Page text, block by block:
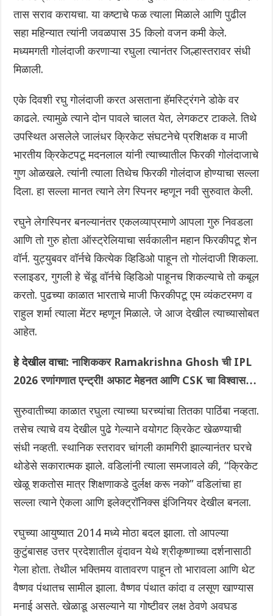
तास सराव करायचा. या कष्टाचे फळ त्याला मिळाले आणि पुढील
सहा महिन्यात त्यांनी जवळपास 35 किलो वजन कमी केले.
मध्यमगती गोलंदाजी करणाऱ्या रघुला त्यानंतर जिल्हास्तरावर संधी
मिळाली.
एके दिवशी रघु गोलंदाजी करत असताना हॅमस्ट्रिंगने डोके वर
काढले. त्यामुळे त्याने दोन पावले चालत येत, लेगकटर टाकले. तिथे
उपस्थित असलेले जालंधर क्रिकेट संघटनेचे प्रशिक्षक व माजी
भारतीय क्रिकेटपटू मदनलाल यांनी त्याच्यातील फिरकी गोलंदाजाचे
गुण ओळखले. त्यांनी त्याला तिथेच फिरकी गोलंदाज होण्याचा सल्ला
दिला. हा सल्ला मानत त्याने लेग स्पिनर म्हणून नवी सुरुवात केली.
रघुने लेगस्पिनर बनल्यानंतर एकलव्याप्रमाणे आपला गुरु निवडला
आणि तो गुरु होता ऑस्ट्रेलियाचा सर्वकालीन महान फिरकीपटू शेन
वॉर्न. युट्युबवर वॉर्नचे कित्येक व्हिडिओ पाहून तो गोलंदाजी शिकला.
स्लाइडर, गुगली हे चेंडू वॉर्नचे व्हिडिओ पाहूनच शिकल्याचे तो कबूल
करतो. पुढच्या काळात भारताचे माजी फिरकीपटू एम व्यंकटरमण व
राहुल शर्मा त्याला मेंटर म्हणून मिळाले. जे आज देखील त्याच्यासोबत
आहेत.
हे देखील वाचा:नाशिककर Ramakrishna Ghosh ची IPL
2026 रणांगणात एन्ट्री! अफाट मेहनत आणि CSK चा विश्वास…
सुरुवातीच्या काळात रघुला त्याच्या घरच्यांचा तितका पाठिंबा नव्हता.
तसेच त्याचे वय देखील पुढे गेल्याने वयोगट क्रिकेट खेळण्याची
संधी नव्हती. स्थानिक स्तरावर चांगली कामगिरी झाल्यानंतर घरचे
थोडेसे सकारात्मक झाले. वडिलांनी त्याला समजावले की, “क्रिकेट
खेळू शकतोस मात्र शिक्षणाकडे दुर्लक्ष करू नको” वडिलांचा हा
सल्ला त्याने ऐकला आणि इलेक्ट्रॉनिक्स इंजिनियर देखील बनला.
रघुच्या आयुष्यात 2014 मध्ये मोठा बदल झाला. तो आपल्या
कुटुंबासह उत्तर प्रदेशातील वृंदावन येथे श्रीकृष्णाच्या दर्शनासाठी
गेला होता. तेथील भक्तिमय वातावरण पाहून तो भारावला आणि थेट
वैष्णव पंथातच सामील झाला. वैष्णव पंथात कांदा व लसूण खाण्यास
मनाई असते. खेळाडू असल्याने या गोष्टीवर लक्ष ठेवणे अवघड